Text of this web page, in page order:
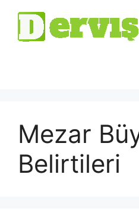
Mezar
Belirtileri